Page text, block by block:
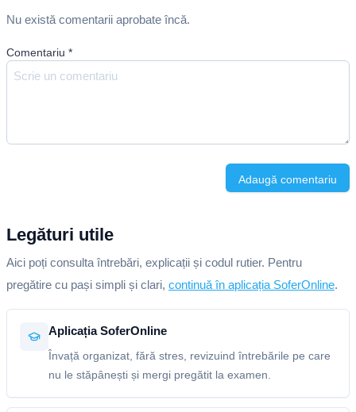
Nu există comentarii aprobate încă.
Comentariu *
Adaugă comentariu
Legături utile
Aici poți consulta întrebări, explicații și codul rutier. Pentru
pregătire cu pași simpli și clari, continuă în aplicația SoferOnline.
Aplicația SoferOnline
Învață organizat, fără stres, revizuind întrebările pe care
nu le stăpânești și mergi pregătit la examen.